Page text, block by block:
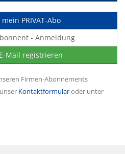
PRIVAT-Abo
- Anmeldung
Mail registrieren
Firmen-Abonnements
Kontaktformularoder unter